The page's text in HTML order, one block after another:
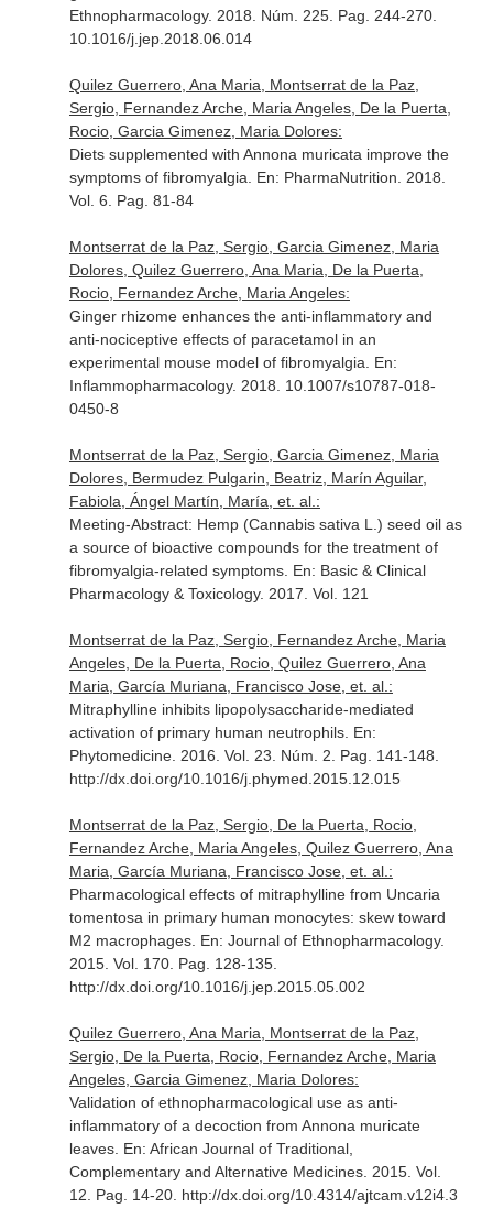
Ethnopharmacology. 2018. Núm. 225. Pag. 244-270.
10.1016/j.jep.2018.06.014
Quilez Guerrero, Ana Maria, Montserrat de la Paz,
Sergio, Fernandez Arche, Maria Angeles, De la Puerta,
Rocio, Garcia Gimenez, Maria Dolores:
Diets supplemented with Annona muricata improve the
symptoms of fibromyalgia. En: PharmaNutrition . 2018.
Vol. 6. Pag. 81-84
Montserrat de la Paz, Sergio, Garcia Gimenez, Maria
Dolores, Quilez Guerrero, Ana Maria, De la Puerta,
Rocio, Fernandez Arche, Maria Angeles:
Ginger rhizome enhances the anti-inflammatory and
anti-nociceptive effects of paracetamol in an
experimental mouse model of fibromyalgia. En:
Inflammopharmacology. 2018. 10.1007/s10787-018-
0450-8
Montserrat de la Paz, Sergio, Garcia Gimenez, Maria
Dolores, Bermudez Pulgarin, Beatriz, Marín Aguilar,
Fabiola, Ángel Martín, María, et. al.:
Meeting-Abstract: Hemp (Cannabis sativa L.) seed oil as
a source of bioactive compounds for the treatment of
fibromyalgia-related symptoms. En: Basic & Clinical
Pharmacology & Toxicology. 2017. Vol. 121
Montserrat de la Paz, Sergio, Fernandez Arche, Maria
Angeles, De la Puerta, Rocio, Quilez Guerrero, Ana
Maria, García Muriana, Francisco Jose, et. al.:
Mitraphylline inhibits lipopolysaccharide-mediated
activation of primary human neutrophils. En:
Phytomedicine. 2016. Vol. 23. Núm. 2. Pag. 141-148.
http://dx.doi.org/10.1016/j.phymed.2015.12.015
Montserrat de la Paz, Sergio, De la Puerta, Rocio,
Fernandez Arche, Maria Angeles, Quilez Guerrero, Ana
Maria, García Muriana, Francisco Jose, et. al.:
Pharmacological effects of mitraphylline from Uncaria
tomentosa in primary human monocytes: skew toward
M2 macrophages. En: Journal of Ethnopharmacology.
2015. Vol. 170. Pag. 128-135.
http://dx.doi.org/10.1016/j.jep.2015.05.002
Quilez Guerrero, Ana Maria, Montserrat de la Paz,
Sergio, De la Puerta, Rocio, Fernandez Arche, Maria
Angeles, Garcia Gimenez, Maria Dolores:
Validation of ethnopharmacological use as anti-
inflammatory of a decoction from Annona muricate
leaves. En: African Journal of Traditional,
Complementary and Alternative Medicines. 2015. Vol.
12. Pag. 14-20. http://dx.doi.org/10.4314/ajtcam.v12i4.3